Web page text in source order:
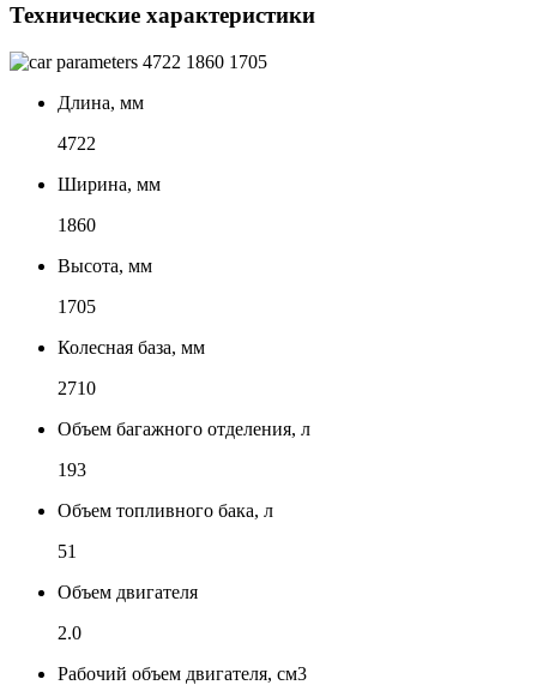
Технические характеристики
4722 1860 1705
Длина, мм
4722
Ширина, мм
1860
Высота, мм
1705
Колесная база, мм
2710
Объем багажного отделения, л
193
Объем топливного бака, л
51
Объем двигателя
2.0
Рабочий объем двигателя, см3